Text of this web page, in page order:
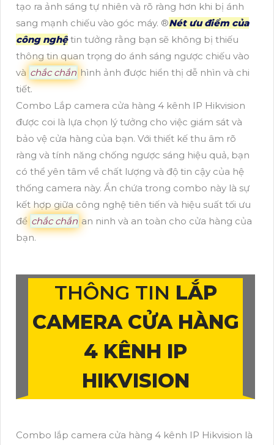
tạo ra ảnh sáng tự nhiên và rõ ràng hơn khi bị ánh
sang mạnh chiếu vào góc máy. ®️Nét ưu điểm của
công nghệtin tưởng rằng bạn sẽ không bị thiếu
thông tin quan trọng do ánh sáng ngược chiếu vào
và chắc chắn hình ảnh được hiển thị dễ nhìn và chi
tiết.
Combo Lắp camera cửa hàng 4 kênh IP Hikvision
được coi là lựa chọn lý tưởng cho việc giám sát và
bảo vệ cửa hàng của bạn. Với thiết kế thu âm rõ
ràng và tính năng chống ngược sáng hiệu quả, bạn
có thể yên tâm về chất lượng và độ tin cậy của hệ
thống camera này. Ẩn chứa trong combo này là sự
kết hợp giữa công nghệ tiên tiến và hiệu suất tối ưu
để chắc chắn an ninh và an toàn cho cửa hàng của
bạn.
THÔNG TIN LẮP
CAMERA CỬA HÀNG
4 KÊNH IP
HIKVISION
Combo lắp camera cửa hàng 4 kênh IP Hikvision là